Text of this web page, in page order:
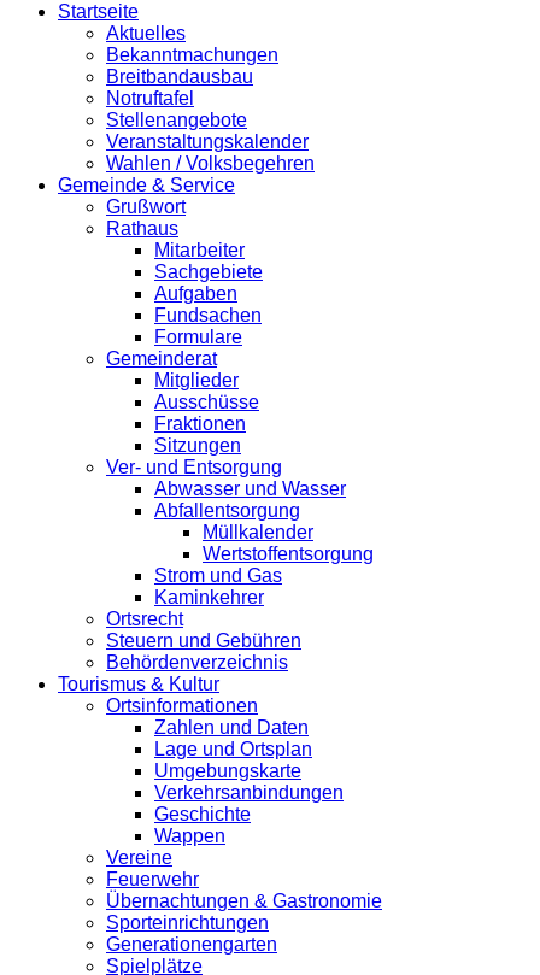
Startseite
Aktuelles
Bekanntmachungen
Breitbandausbau
Notruftafel
Stellenangebote
Veranstaltungskalender
Wahlen / Volksbegehren
Gemeinde & Service
Grußwort
Rathaus
Mitarbeiter
Sachgebiete
Aufgaben
Fundsachen
Formulare
Gemeinderat
Mitglieder
Ausschüsse
Fraktionen
Sitzungen
Ver- und Entsorgung
Abwasser und Wasser
Abfallentsorgung
Müllkalender
Wertstoffentsorgung
Strom und Gas
Kaminkehrer
Ortsrecht
Steuern und Gebühren
Behördenverzeichnis
Tourismus & Kultur
Ortsinformationen
Zahlen und Daten
Lage und Ortsplan
Umgebungskarte
Verkehrsanbindungen
Geschichte
Wappen
Vereine
Feuerwehr
Übernachtungen & Gastronomie
Sporteinrichtungen
Generationengarten
Spielplätze